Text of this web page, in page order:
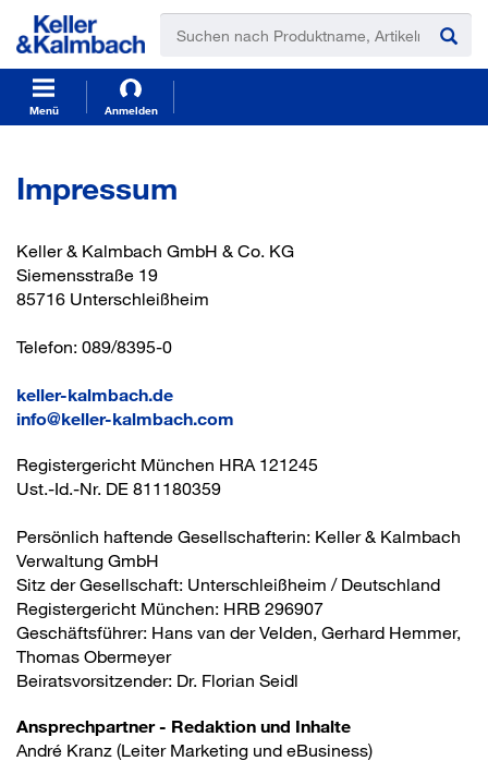
t
t
Menü Anmelden
Impressum
Keller & Kalmbach GmbH & Co. KG
Siemensstraße 19
85716 Unterschleißheim
Telefon: 089/8395-0
keller-kalmbach.de
info@keller-kalmbach.com
Registergericht München HRA 121245
Ust.-Id.-Nr. DE 811180359
Persönlich haftende Gesellschafterin: Keller & Kalmbach
Verwaltung GmbH
Sitz der Gesellschaft: Unterschleißheim / Deutschland
Registergericht München: HRB 296907
Geschäftsführer: Hans van der Velden, Gerhard Hemmer,
Thomas Obermeyer
Beiratsvorsitzender: Dr. Florian Seidl
Ansprechpartner - Redaktion und Inhalte
André Kranz (Leiter Marketing und eBusiness)